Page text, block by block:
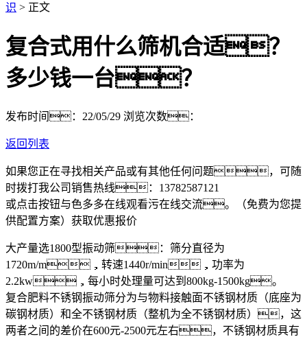
识 > 正文
复合式用什么筛机合适？
多少钱一台？
发布时间：22/05/29 浏览次数：
返回列表
如果您正在寻找相关产品或有其他任何问题，可随
时拨打我公司销售热线： 13782587121
或点击按钮与色多多在线观看污在线交流。（免费为您提
供配置方案） 获取优惠报价
大产量选1800型振动筛：筛分直径为
1720m/m，转速1440r/min，功率为
2.2kw，每小时处理量可达到800kg-1500kg。
复合肥料不锈钢振动筛分为与物料接触面不锈钢材质（底座为
碳钢材质）和全不锈钢材质（整机为全不锈钢材质），这
两者之间的差价在600元-2500元左右，不锈钢材质具有